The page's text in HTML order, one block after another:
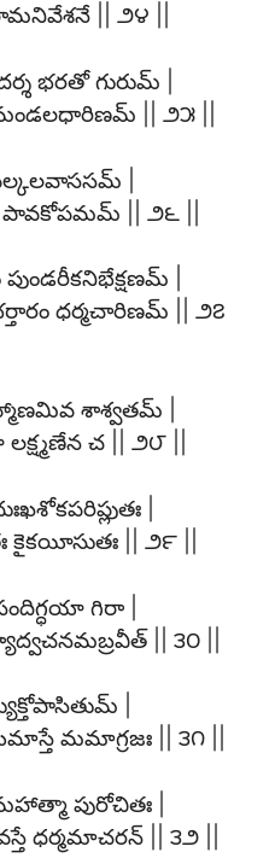
|| ౨౪ ||
భరతో గురుమ్ |
|| ౨౫ ||
|
|| ౨౬ ||
|
ధర్మచారిణమ్ || ౨౭
శాశ్వతమ్ |
లక్ష్మణేన చ || ౨౮ ||
|
|| ౨౯ ||
గిరా |
|| ౩౦ ||
|
మమాగ్రజః || ౩౧ ||
పురోచితః |
ధర్మమాచరన్ || ౩౨ ||